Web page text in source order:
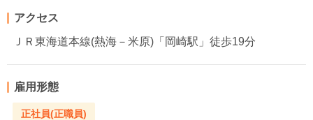
アクセス
ＪＲ東海道本線(熱海－米原)「岡崎駅」徒歩19分
雇用形態
正社員(正職員)